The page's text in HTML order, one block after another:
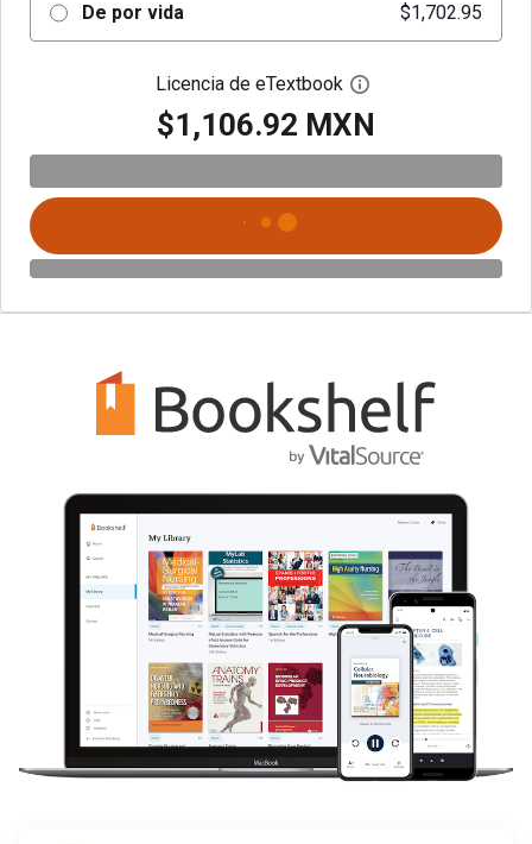
De por vida $1,702.95
Licencia de eTextbook Abre el cuadro de
$1,106.92 MXN